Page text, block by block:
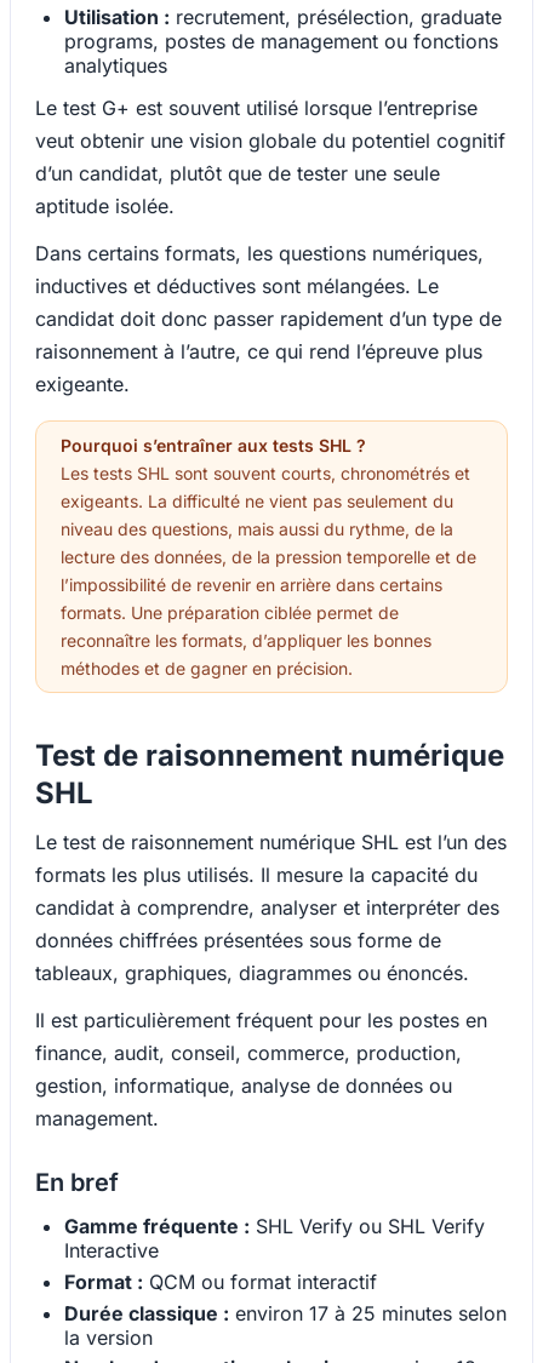
Utilisation : recrutement, présélection, graduate
programs, postes de management ou fonctions
analytiques
Le test G+ est souvent utilisé lorsque l’entreprise
veut obtenir une vision globale du potentiel cognitif
d’un candidat, plutôt que de tester une seule
aptitude isolée.
Dans certains formats, les questions numériques,
inductives et déductives sont mélangées. Le
candidat doit donc passer rapidement d’un type de
raisonnement à l’autre, ce qui rend l’épreuve plus
exigeante.
Pourquoi s’entraîner aux tests SHL ?
Les tests SHL sont souvent courts, chronométrés et
exigeants. La difficulté ne vient pas seulement du
niveau des questions, mais aussi du rythme, de la
lecture des données, de la pression temporelle et de
l’impossibilité de revenir en arrière dans certains
formats. Une préparation ciblée permet de
reconnaître les formats, d’appliquer les bonnes
méthodes et de gagner en précision.
Test de raisonnement numérique
SHL
Le test de raisonnement numérique SHL est l’un des
formats les plus utilisés. Il mesure la capacité du
candidat à comprendre, analyser et interpréter des
données chiffrées présentées sous forme de
tableaux, graphiques, diagrammes ou énoncés.
Il est particulièrement fréquent pour les postes en
finance, audit, conseil, commerce, production,
gestion, informatique, analyse de données ou
management.
En bref
Gamme fréquente : SHL Verify ou SHL Verify
Interactive
Format : QCM ou format interactif
Durée classique : environ 17 à 25 minutes selon
la version